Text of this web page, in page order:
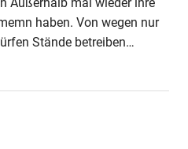
haben. Von wegen nur
Stände betreiben…